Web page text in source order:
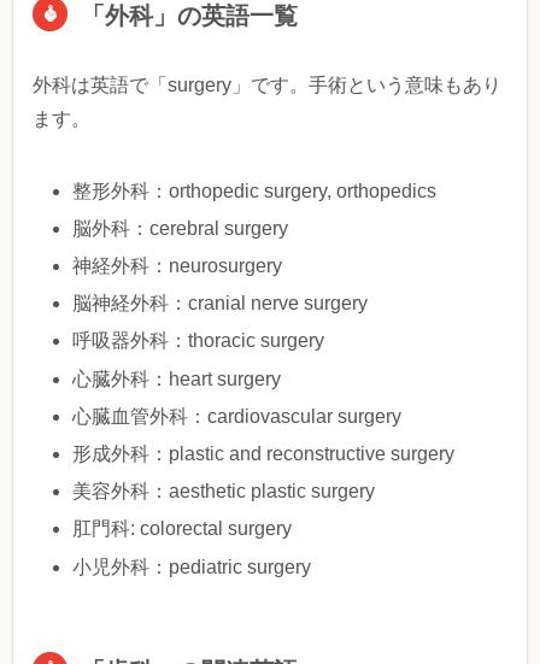
「外科」の英語一覧
外科は英語で「surgery」です。手術という意味もあり
ます。
整形外科：orthopedic surgery, orthopedics
脳外科：cerebral surgery
神経外科：neurosurgery
脳神経外科：cranial nerve surgery
呼吸器外科：thoracic surgery
心臓外科：heart surgery
心臓血管外科：cardiovascular surgery
形成外科：plastic and reconstructive surgery
美容外科：aesthetic plastic surgery
肛門科: colorectal surgery
小児外科：pediatric surgery